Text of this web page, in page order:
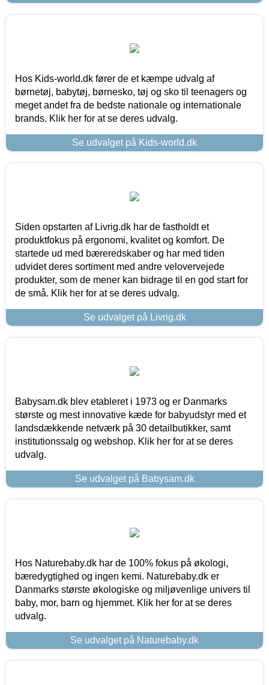
Hos Kids-world.dk fører de et kæmpe udvalg af
børnetøj, babytøj, børnesko, tøj og sko til teenagers og
meget andet fra de bedste nationale og internationale
brands. Klik her for at se deres udvalg.
Se udvalget på Kids-world.dk
Siden opstarten af Livrig.dk har de fastholdt et
produktfokus på ergonomi, kvalitet og komfort. De
startede ud med bæreredskaber og har med tiden
udvidet deres sortiment med andre velovervejede
produkter, som de mener kan bidrage til en god start for
de små. Klik her for at se deres udvalg.
Se udvalget på Livrig.dk
Babysam.dk blev etableret i 1973 og er Danmarks
største og mest innovative kæde for babyudstyr med et
landsdækkende netværk på 30 detailbutikker, samt
institutionssalg og webshop. Klik her for at se deres
udvalg.
Se udvalget på Babysam.dk
Hos Naturebaby.dk har de 100% fokus på økologi,
bæredygtighed og ingen kemi. Naturebaby.dk er
Danmarks største økologiske og miljøvenlige univers til
baby, mor, barn og hjemmet. Klik her for at se deres
udvalg.
Se udvalget på Naturebaby.dk